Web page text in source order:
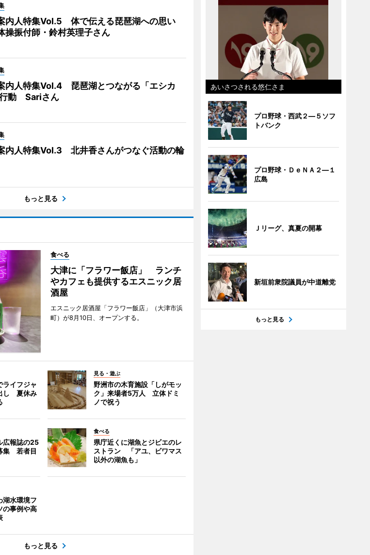
内人特集Vol.5 体で伝える琵琶湖への思い
操振付師・鈴村英理子さん
内人特集Vol.4 琵琶湖とつながる「エシカ
動 Sariさん
内人特集Vol.3 北井香さんがつなぐ活動の輪
もっと見る
食べる
大津に「フラワー飯店」 ランチ
やカフェも提供するエスニック居
酒屋
エスニック居酒屋「フラワー飯店」（大津市浜
町）が8月10日、オープンする。
ライフジャ
し 夏休み
見る・遊ぶ
野洲市の木育施設「しがモッ
ク」来場者5万人 立体ドミ
ノで祝う
広報誌の25
集 若者目
食べる
県庁近くに湖魚とジビエのレ
ストラン 「アユ、ビワマス
以外の湖魚も」
湖水環境フ
事例や高
もっと見る
あいさつされる悠仁さま
プロ野球・西武２―５ソフ
トバンク
プロ野球・ＤｅＮＡ２―１
広島
Ｊリーグ、真夏の開幕
新垣前衆院議員が中道離党
もっと見る